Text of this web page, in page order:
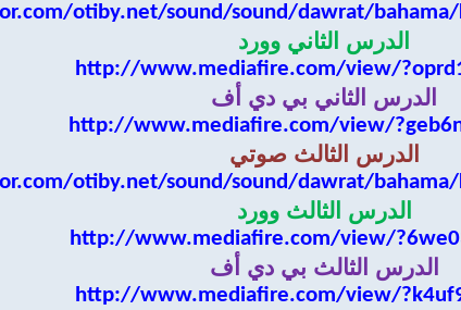
otiby.net/sound/sound/dawrat/
الدرس الثاني وورد
http://www.mediafire.com/view/
الدرس الثاني بي دي أف
http://www.mediafire.com/view/
الدرس الثالث صوتي
otiby.net/sound/sound/dawrat/
الدرس الثالث وورد
http://www.mediafire.com/view/
الدرس الثالث بي دي أف
http://www.mediafire.com/view/